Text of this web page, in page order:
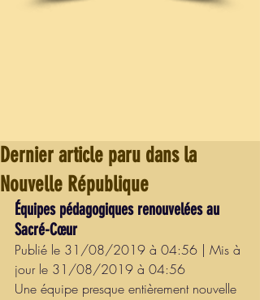
Dernier article paru dans la
Nouvelle République
Équipes pédagogiques renouvelées au
Sacré-Cœur
Publié le 31/08/2019 à 04:56 | Mis à
jour le 31/08/2019 à 04:56
Une équipe presque entièrement nouvelle